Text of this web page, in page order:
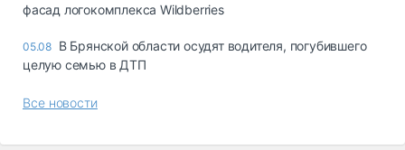
фасад логокомплекса Wildberries
05.08 В Брянской области осудят водителя, погубившего
целую семью в ДТП
Все новости